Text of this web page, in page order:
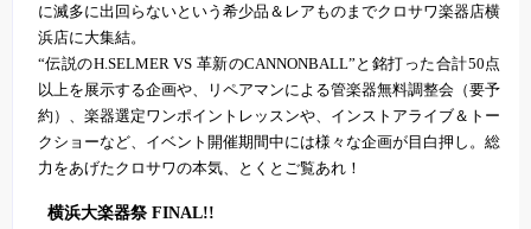
に滅多に出回らないという希少品＆レアものまでクロサワ楽器店横
浜店に大集結。
“伝説のH.SELMER VS 革新のCANNONBALL”と銘打った合計50点
以上を展示する企画や、リペアマンによる管楽器無料調整会（要予
約）、楽器選定ワンポイントレッスンや、インストアライブ＆トー
クショーなど、イベント開催期間中には様々な企画が目白押し。総
力をあげたクロサワの本気、とくとご覧あれ！
横浜大楽器祭 FINAL!!